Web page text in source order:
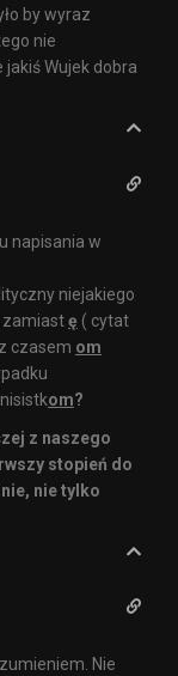
by wyraz
nie
Wujek dobra
napisania w
niejakiego
zamiastę ( cytat
czasem om
om?
z naszego
stopień do
nie tylko
Nie